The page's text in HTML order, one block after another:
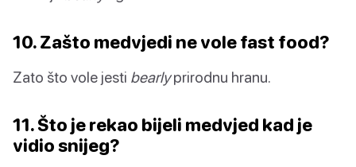
10. Zašto medvjedi ne vole fast food?
Zato što vole jesti bearlyprirodnu hranu.
11. Što je rekao bijeli medvjed kad je
vidio snijeg?